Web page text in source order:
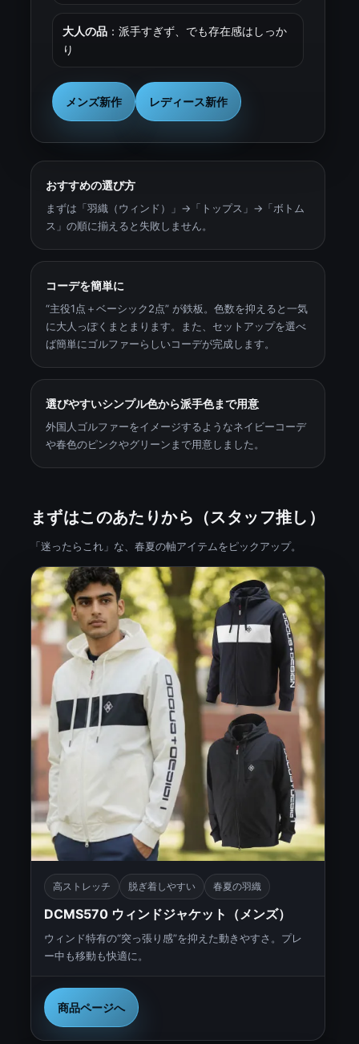
大人の品 ：派手すぎず、でも存在感はしっか
り
メンズ新作 レディース新作
おすすめの選び方
まずは「羽織（ウィンド）」→「トップス」→「ボトム
ス」の順に揃えると失敗しません。
コーデを簡単に
“主役1点＋ベーシック2点” が鉄板。色数を抑えると一気
に大人っぽくまとまります。また、セットアップを選べ
ば簡単にゴルファーらしいコーデが完成します。
選びやすいシンプル色から派手色まで用意
外国人ゴルファーをイメージするようなネイビーコーデ
や春色のピンクやグリーンまで用意しました。
まずはこのあたりから（スタッフ推し）
「迷ったらこれ」な、春夏の軸アイテムをピックアップ。
高ストレッチ 脱ぎ着しやすい 春夏の羽織
DCMS570 ウィンドジャケット（メンズ）
ウィンド特有の“突っ張り感”を抑えた動きやすさ。プレ
ー中も移動も快適に。
商品ページへ